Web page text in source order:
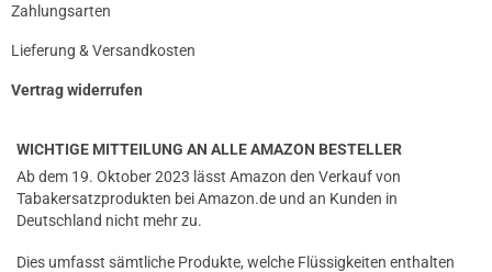
Zahlungsarten
Lieferung & Versandkosten
Vertrag widerrufen
WICHTIGE MITTEILUNG AN ALLE AMAZON BESTELLER
Ab dem 19. Oktober 2023 lässt Amazon den Verkauf von
Tabakersatzprodukten bei Amazon.de und an Kunden in
Deutschland nicht mehr zu.
Dies umfasst sämtliche Produkte, welche Flüssigkeiten enthalten